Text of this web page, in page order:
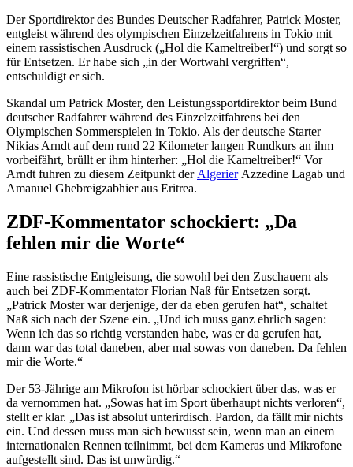
Der Sportdirektor des Bundes Deutscher Radfahrer, Patrick Moster,
entgleist während des olympischen Einzelzeitfahrens in Tokio mit
einem rassistischen Ausdruck („Hol die Kameltreiber!“) und sorgt so
für Entsetzen. Er habe sich „in der Wortwahl vergriffen“,
entschuldigt er sich.
Skandal um Patrick Moster, den Leistungssportdirektor beim Bund
deutscher Radfahrer während des Einzelzeitfahrens bei den
Olympischen Sommerspielen in Tokio. Als der deutsche Starter
Nikias Arndt auf dem rund 22 Kilometer langen Rundkurs an ihm
vorbeifährt, brüllt er ihm hinterher: „Hol die Kameltreiber!“ Vor
Arndt fuhren zu diesem Zeitpunkt der AlgerierAzzedine Lagab und
Amanuel Ghebreigzabhier aus Eritrea.
ZDF-Kommentator schockiert: „Da
fehlen mir die Worte“
Eine rassistische Entgleisung, die sowohl bei den Zuschauern als
auch bei ZDF-Kommentator Florian Naß für Entsetzen sorgt.
„Patrick Moster war derjenige, der da eben gerufen hat“, schaltet
Naß sich nach der Szene ein. „Und ich muss ganz ehrlich sagen:
Wenn ich das so richtig verstanden habe, was er da gerufen hat,
dann war das total daneben, aber mal sowas von daneben. Da fehlen
mir die Worte.“
Der 53-Jährige am Mikrofon ist hörbar schockiert über das, was er
da vernommen hat. „Sowas hat im Sport überhaupt nichts verloren“,
stellt er klar. „Das ist absolut unterirdisch. Pardon, da fällt mir nichts
ein. Und dessen muss man sich bewusst sein, wenn man an einem
internationalen Rennen teilnimmt, bei dem Kameras und Mikrofone
aufgestellt sind. Das ist unwürdig.“